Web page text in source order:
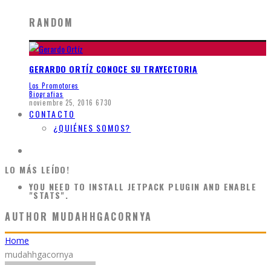
RANDOM
GERARDO ORTÍZ CONOCE SU TRAYECTORIA
Los Promotores
Biografias
noviembre 25, 2016 6730
CONTACTO
¿QUIÉNES SOMOS?
LO MÁS LEÍDO!
YOU NEED TO INSTALL JETPACK PLUGIN AND ENABLE
"STATS".
AUTHOR MUDAHHGACORNYA
Home
mudahhgacornya